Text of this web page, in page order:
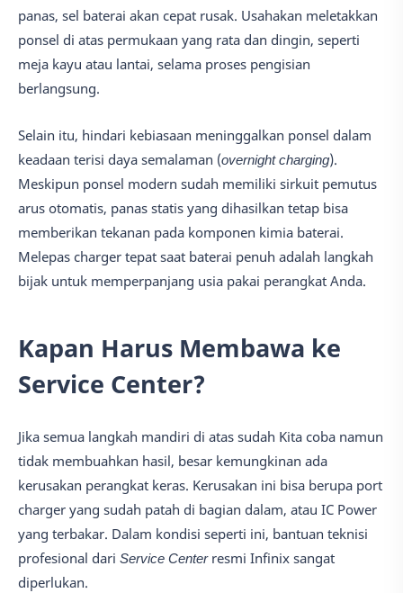
panas, sel baterai akan cepat rusak. Usahakan meletakkan
ponsel di atas permukaan yang rata dan dingin, seperti
meja kayu atau lantai, selama proses pengisian
berlangsung.
Selain itu, hindari kebiasaan meninggalkan ponsel dalam
keadaan terisi daya semalaman (overnight charging).
Meskipun ponsel modern sudah memiliki sirkuit pemutus
arus otomatis, panas statis yang dihasilkan tetap bisa
memberikan tekanan pada komponen kimia baterai.
Melepas charger tepat saat baterai penuh adalah langkah
bijak untuk memperpanjang usia pakai perangkat Anda.
Kapan Harus Membawa ke
Service Center?
Jika semua langkah mandiri di atas sudah Kita coba namun
tidak membuahkan hasil, besar kemungkinan ada
kerusakan perangkat keras. Kerusakan ini bisa berupa port
charger yang sudah patah di bagian dalam, atau IC Power
yang terbakar. Dalam kondisi seperti ini, bantuan teknisi
profesional dari Service Centerresmi Infinix sangat
diperlukan.